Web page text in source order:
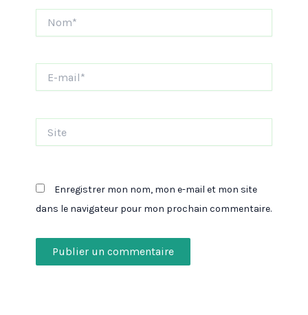
mail*
Enregistrer mon nom, mon e-mail et mon site
dans le navigateur pour mon prochain commentaire.